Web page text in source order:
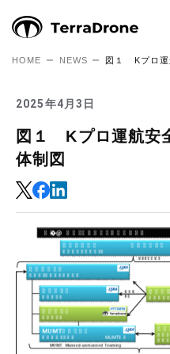
HOME NEWS 図１ Kプロ運
2025年4月3日
図１ Kプロ運航安
体制図